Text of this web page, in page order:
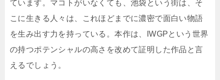
ています。マコトがいなくても、池袋という街は、そ
こに生きる人々は、これほどまでに濃密で面白い物語
を生み出す力を持っている。本作は、IWGPという世界
の持つポテンシャルの高さを改めて証明した作品と言
えるでしょう。